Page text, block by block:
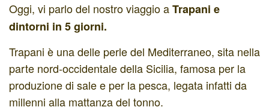
Oggi, vi parlo del nostro viaggio aTrapani e
dintorni in 5 giorni.
Trapani è una delle perle del Mediterraneo, sita nella
parte nord-occidentale della Sicilia, famosa per la
produzione di sale e per la pesca, legata infatti da
millenni alla mattanza del tonno.